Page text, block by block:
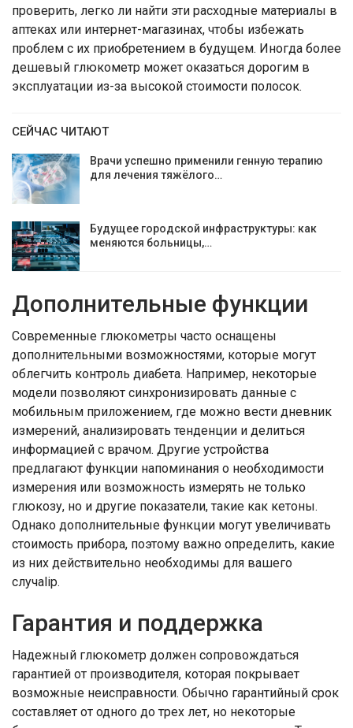
проверить, легко ли найти эти расходные материалы в
аптеках или интернет-магазинах, чтобы избежать
проблем с их приобретением в будущем. Иногда более
дешевый глюкометр может оказаться дорогим в
эксплуатации из-за высокой стоимости полосок.
СЕЙЧАС ЧИТАЮТ
Врачи успешно применили генную терапию
для лечения тяжёлого…
Будущее городской инфраструктуры: как
меняются больницы,…
Дополнительные функции
Современные глюкометры часто оснащены
дополнительными возможностями, которые могут
облегчить контроль диабета. Например, некоторые
модели позволяют синхронизировать данные с
мобильным приложением, где можно вести дневник
измерений, анализировать тенденции и делиться
информацией с врачом. Другие устройства
предлагают функции напоминания о необходимости
измерения или возможность измерять не только
глюкозу, но и другие показатели, такие как кетоны.
Однако дополнительные функции могут увеличивать
стоимость прибора, поэтому важно определить, какие
из них действительно необходимы для вашего
случаlip.
Гарантия и поддержка
Надежный глюкометр должен сопровождаться
гарантией от производителя, которая покрывает
возможные неисправности. Обычно гарантийный срок
составляет от одного до трех лет, но некоторые